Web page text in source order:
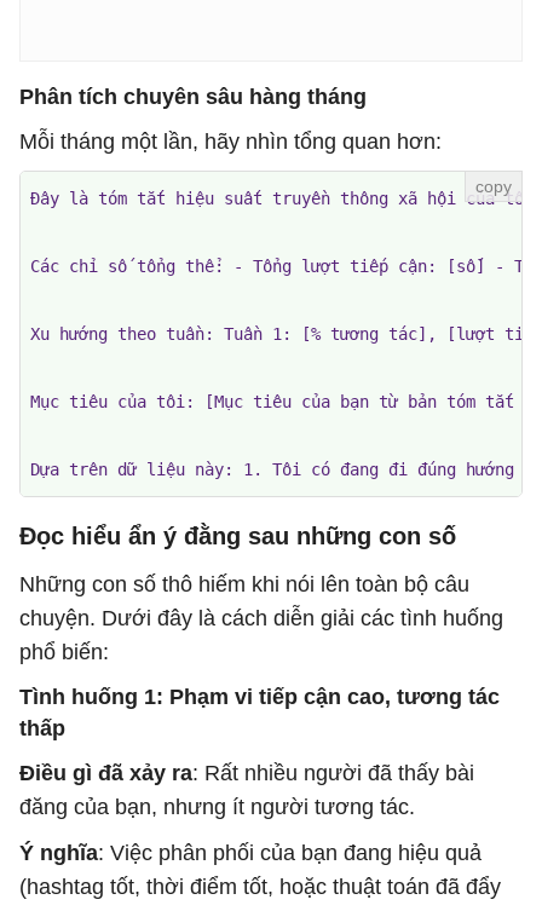
Phân tích chuyên sâu hàng tháng
Mỗi tháng một lần, hãy nhìn tổng quan hơn:
Đây là tóm tắt hiệu suất truyền thông xã hội của tôi
Các chỉ số tổng thể: - Tổng lượt tiếp cận: [số] -
Xu hướng theo tuần: Tuần 1: [% tương tác], [lượt
Mục tiêu của tôi: [Mục tiêu của bạn từ bản tóm tắt
Dựa trên dữ liệu này: 1. Tôi có đang đi đúng hướng
Đọc hiểu ẩn ý đằng sau những con số
Những con số thô hiếm khi nói lên toàn bộ câu
chuyện. Dưới đây là cách diễn giải các tình huống
phổ biến:
Tình huống 1: Phạm vi tiếp cận cao, tương tác
thấp
Điều gì đã xảy ra: Rất nhiều người đã thấy bài
đăng của bạn, nhưng ít người tương tác.
Ý nghĩa: Việc phân phối của bạn đang hiệu quả
(hashtag tốt, thời điểm tốt, hoặc thuật toán đã đẩy